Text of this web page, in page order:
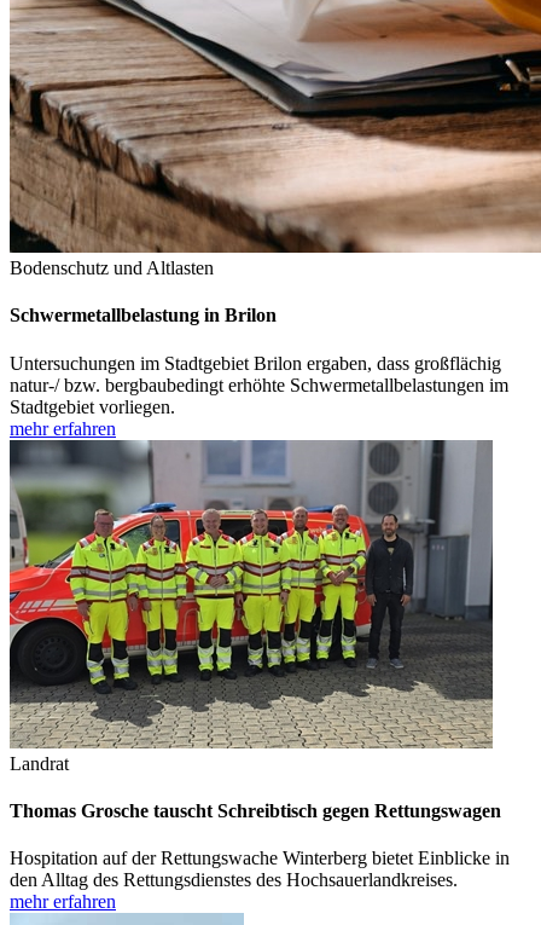
Bodenschutz und Altlasten
Schwermetallbelastung in Brilon
Untersuchungen im Stadtgebiet Brilon ergaben, dass großflächig
natur-/ bzw. bergbaubedingt erhöhte Schwermetallbelastungen im
Stadtgebiet vorliegen.
mehr erfahren
Landrat
Thomas Grosche tauscht Schreibtisch gegen Rettungswagen
Hospitation auf der Rettungswache Winterberg bietet Einblicke in
den Alltag des Rettungsdienstes des Hochsauerlandkreises.
mehr erfahren